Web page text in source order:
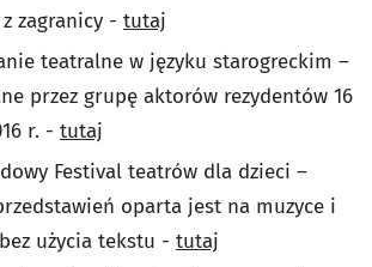
zagranicy - tutaj
teatralne w języku starogreckim –
przez grupę aktorów rezydentów 16
r. - tutaj
Festival teatrów dla dzieci –
oparta jest na muzyce i
użycia tekstu - tutaj